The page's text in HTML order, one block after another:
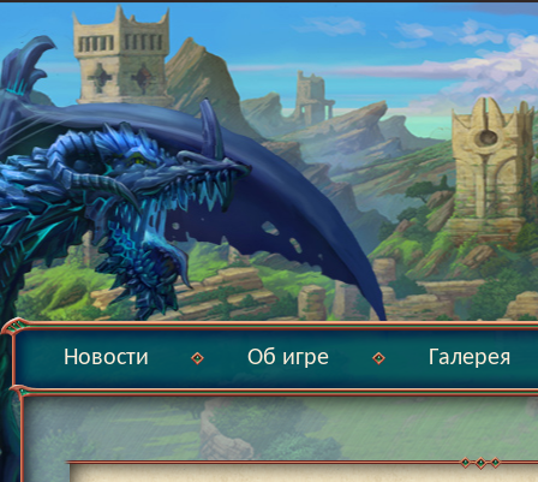
Новости Об игре Галерея